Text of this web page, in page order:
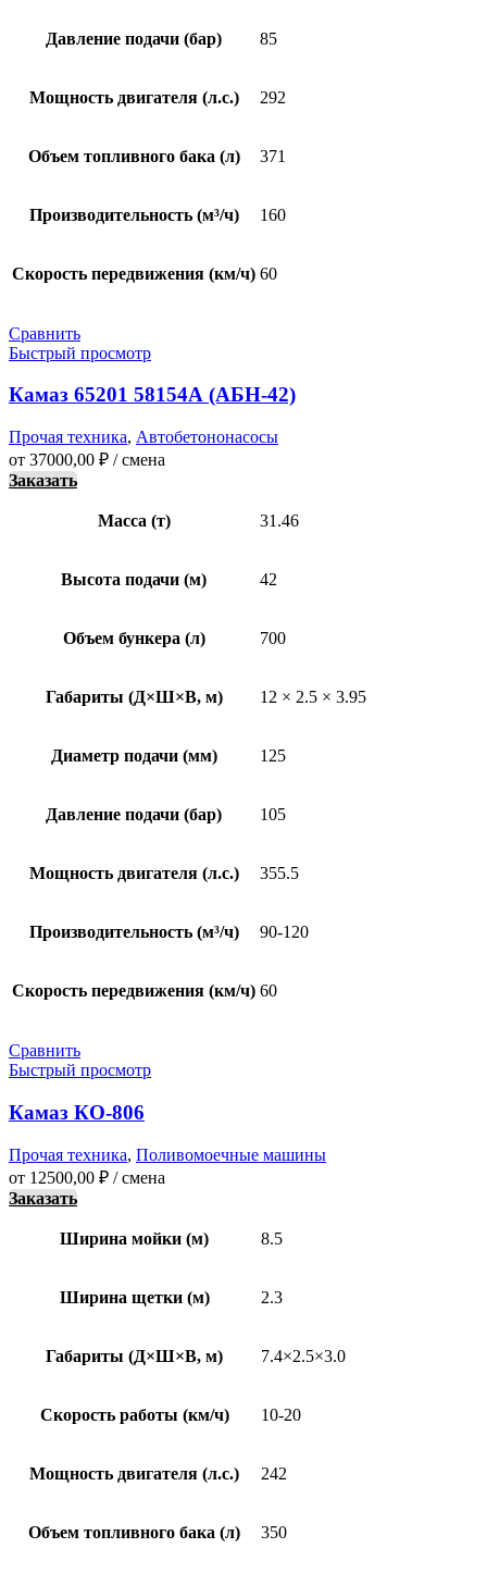
Давление подачи (бар) 85
Мощность двигателя (л.с.) 292
Объем топливного бака (л) 371
Производительность (м³/ч) 160
Скорость передвижения (км/ч) 60
Сравнить
Быстрый просмотр
Камаз 65201 58154А (АБН-42)
Прочая техника, Автобетононасосы
от 37000,00 ₽ / смена
Заказать
Масса (т) 31.46
Высота подачи (м) 42
Объем бункера (л) 700
Габариты (Д×Ш×В, м) 12 × 2.5 × 3.95
Диаметр подачи (мм) 125
Давление подачи (бар) 105
Мощность двигателя (л.с.) 355.5
Производительность (м³/ч) 90-120
Скорость передвижения (км/ч) 60
Сравнить
Быстрый просмотр
Камаз КО-806
Прочая техника, Поливомоечные машины
от 12500,00 ₽ / смена
Заказать
Ширина мойки (м) 8.5
Ширина щетки (м) 2.3
Габариты (Д×Ш×В, м) 7.4×2.5×3.0
Скорость работы (км/ч) 10-20
Мощность двигателя (л.с.) 242
Объем топливного бака (л) 350